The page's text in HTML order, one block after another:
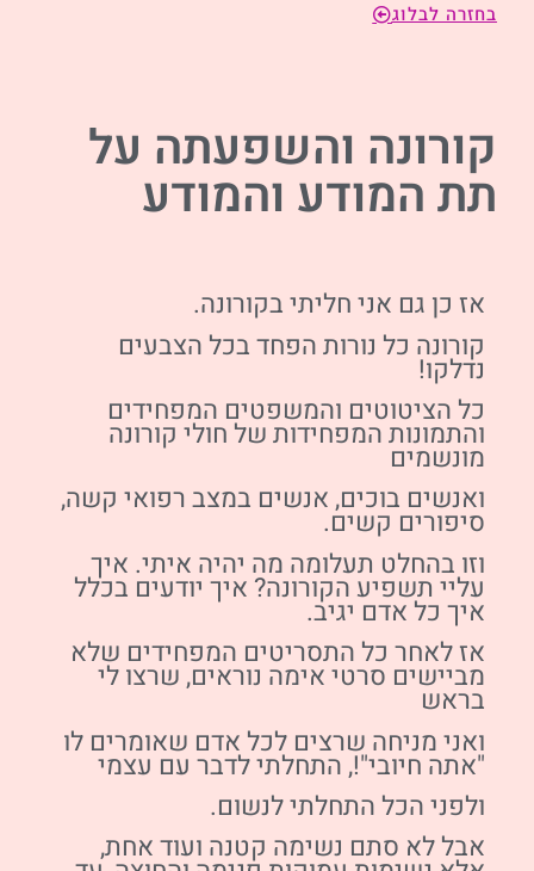
בחזרה לבלוג
קורונה והשפעתה על
תת המודע והמודע
אז כן גם אני חליתי בקורונה.
קורונה כל נורות הפחד בכל הצבעים
נדלקו!
כל הציטוטים והמשפטים המפחידים
והתמונות המפחידות של חולי קורונה
מונשמים
ואנשים בוכים, אנשים במצב רפואי קשה,
סיפורים קשים.
וזו בהחלט תעלומה מה יהיה איתי. איך
עליי תשפיע הקורונה? איך יודעים בכלל
איך כל אדם יגיב.
אז לאחר כל התסריטים המפחידים שלא
מביישים סרטי אימה נוראים, שרצו לי
בראש
ואני מניחה שרצים לכל אדם שאומרים לו
"אתה חיובי"!, התחלתי לדבר עם עצמי
ולפני הכל התחלתי לנשום.
אבל לא סתם נשימה קטנה ועוד אחת,